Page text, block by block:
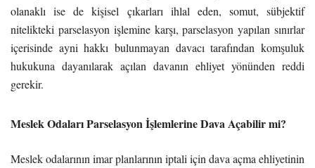
olanaklı ise de kişisel çıkarları ihlal eden, somut, sübjektif
nitelikteki parselasyon işlemine karşı, parselasyon yapılan sınırlar
içerisinde ayni hakkı bulunmayan davacı tarafından komşuluk
hukukuna dayanılarak açılan davanın ehliyet yönünden reddi
gerekir.
Meslek Odaları Parselasyon İşlemlerine Dava Açabilir mi?
Meslek odalarının imar planlarının iptali için dava açma ehliyetinin